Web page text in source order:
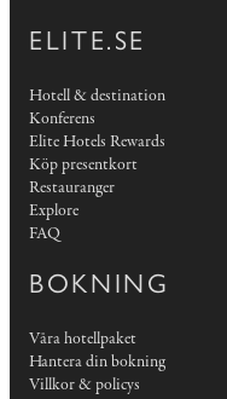
ELITE.SE
Hotell & destination
Konferens
Elite Hotels Rewards
Köp presentkort
Restauranger
Explore
FAQ
BOKNING
Våra hotellpaket
Hantera din bokning
Villkor & policys